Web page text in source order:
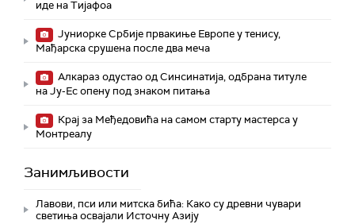
иде на Тијафоа
Јуниорке Србије првакиње Европе у тенису,
Мађарска срушена после два меча
Алкараз одустао од Синсинатија, одбрана титуле
на Ју-Ес опену под знаком питања
Крај за Међедовића на самом старту мастерса у
Монтреалу
Занимљивости
Лавови, пси или митска бића: Како су древни чувари
светиња освајали Источну Азију